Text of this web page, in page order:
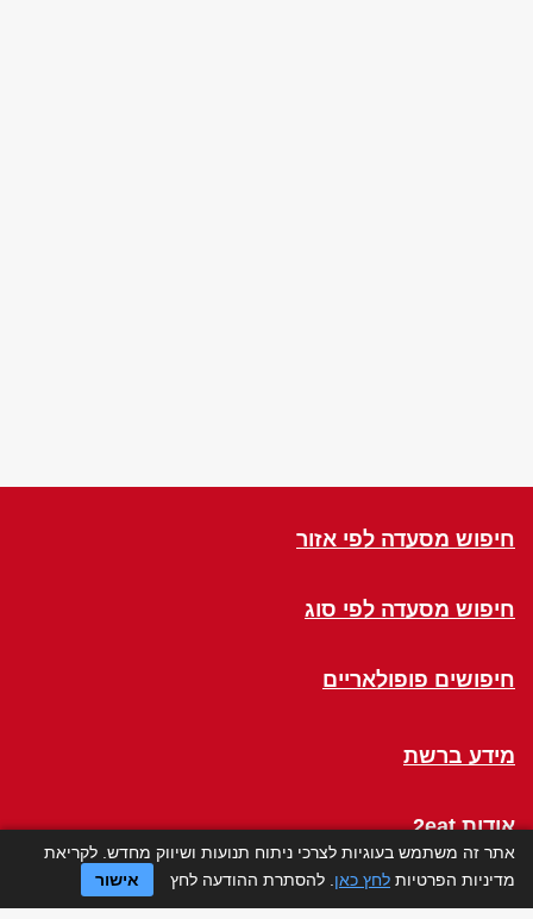
חיפוש מסעדה לפי אזור
חיפוש מסעדה לפי סוג
חיפושים פופולאריים
מידע ברשת
אודות 2eat
Click a Table
אתר זה משתמש בעוגיות לצרכי ניתוח תנועות ושיווק מחדש. לקריאת
מדיניות הפרטיות לחץ כאן . להסתרת ההודעה לחץ אישור